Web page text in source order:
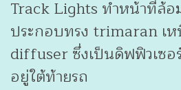
Track Lights ทำหน้าที่ล้
ประกอบทรง trimaran เ
diffuser ซึ่งเป็นดิฟฟิวเซ
อยู่ใต้ท้ายรถ